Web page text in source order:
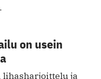
on usein
ja